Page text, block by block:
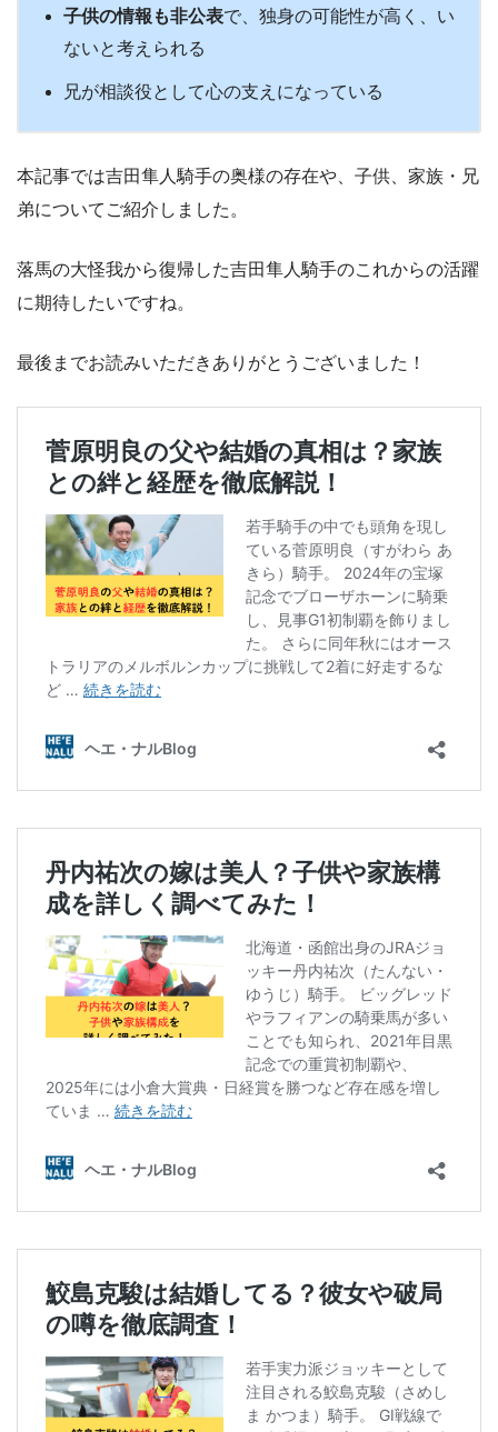
子供の情報も非公表で、独身の可能性が高く、い
ないと考えられる
兄が相談役として心の支えになっている
本記事では吉田隼人騎手の奥様の存在や、子供、家族・兄
弟についてご紹介しました。
落馬の大怪我から復帰した吉田隼人騎手のこれからの活躍
に期待したいですね。
最後までお読みいただきありがとうございました！